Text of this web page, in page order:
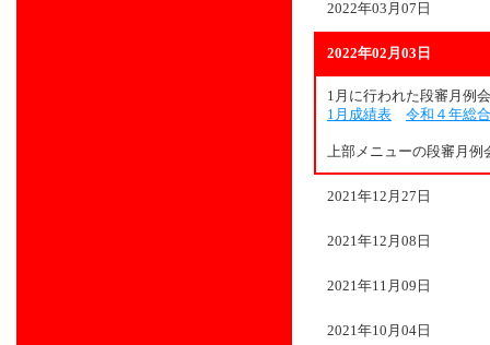
2022年03月07日
2022年02月03日
1月に行われた段審月例
1月成績表
令和４年総
上部メニューの段審月例
2021年12月27日
2021年12月08日
2021年11月09日
2021年10月04日